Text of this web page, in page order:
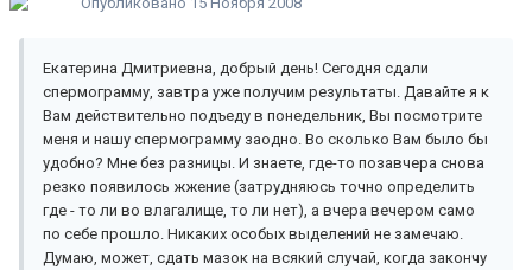
Екатерина Дмитриевна, добрый день! Сегодня сдали
спермограмму, завтра уже получим результаты. Давайте я к
Вам действительно подъеду в понедельник, Вы посмотрите
меня и нашу спермограмму заодно. Во сколько Вам было бы
удобно? Мне без разницы. И знаете, где-то позавчера снова
резко появилось жжение (затрудняюсь точно определить
где - то ли во влагалище, то ли нет), а вчера вечером само
по себе прошло. Никаких особых выделений не замечаю.
Думаю, может, сдать мазок на всякий случай, когда закончу